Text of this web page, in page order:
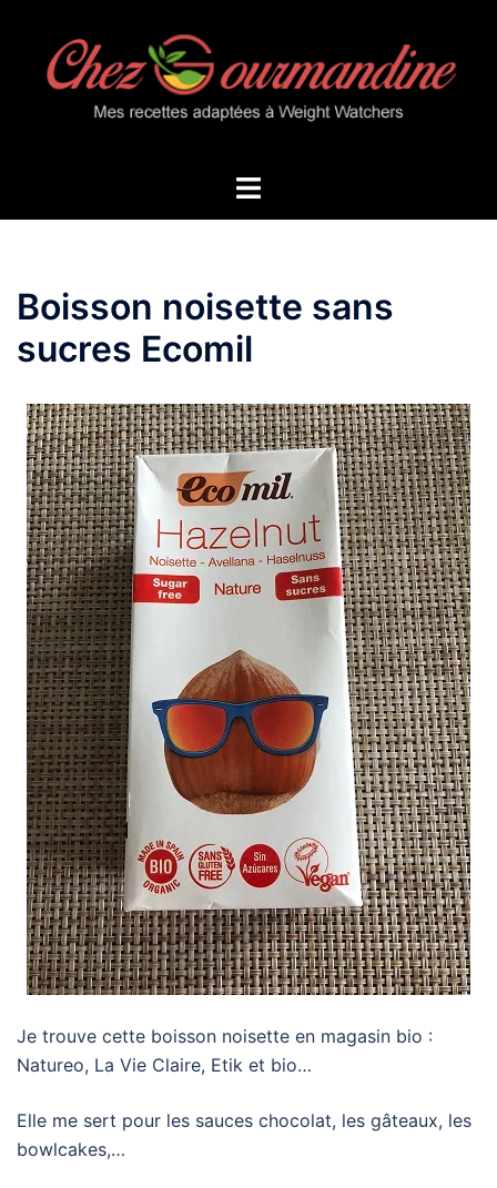
contenu
Ouvrir/fermer
Boisson noisette sans
sucres Ecomil
Je trouve cette boisson noisette en magasin bio :
Natureo, La Vie Claire, Etik et bio…
Elle me sert pour les sauces chocolat, les gâteaux, les
bowlcakes,…